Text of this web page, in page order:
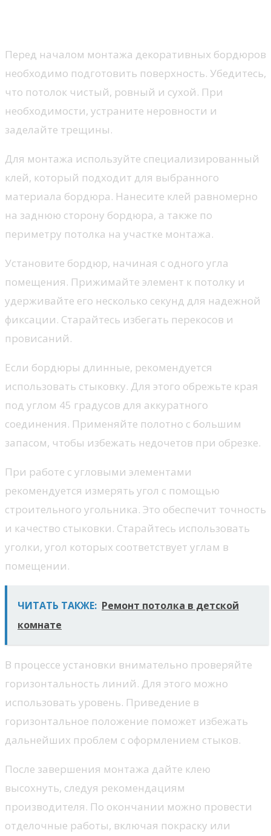
Перед началом монтажа декоративных бордюров
необходимо подготовить поверхность. Убедитесь,
что потолок чистый, ровный и сухой. При
необходимости, устраните неровности и
заделайте трещины.
Для монтажа используйте специализированный
клей, который подходит для выбранного
материала бордюра. Нанесите клей равномерно
на заднюю сторону бордюра, а также по
периметру потолка на участке монтажа.
Установите бордюр, начиная с одного угла
помещения. Прижимайте элемент к потолку и
удерживайте его несколько секунд для надежной
фиксации. Старайтесь избегать перекосов и
провисаний.
Если бордюры длинные, рекомендуется
использовать стыковку. Для этого обрежьте края
под углом 45 градусов для аккуратного
соединения. Применяйте полотно с большим
запасом, чтобы избежать недочетов при обрезке.
При работе с угловыми элементами
рекомендуется измерять угол с помощью
строительного угольника. Это обеспечит точность
и качество стыковки. Старайтесь использовать
уголки, угол которых соответствует углам в
помещении.
ЧИТАТЬ ТАКЖЕ: Ремонт потолка в детской
комнате
В процессе установки внимательно проверяйте
горизонтальность линий. Для этого можно
использовать уровень. Приведение в
горизонтальное положение поможет избежать
дальнейших проблем с оформлением стыков.
После завершения монтажа дайте клею
высохнуть, следуя рекомендациям
производителя. По окончании можно провести
отделочные работы, включая покраску или